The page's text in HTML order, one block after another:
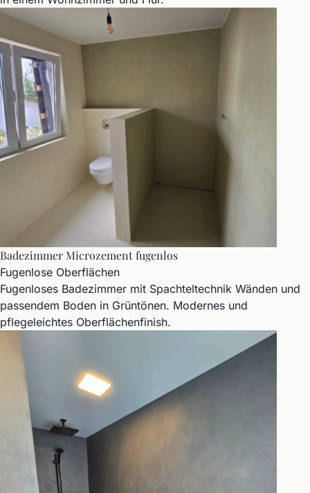
Badezimmer Microzement fugenlos
Fugenlose Oberflächen
Fugenloses Badezimmer mit Spachteltechnik Wänden und
passendem Boden in Grüntönen. Modernes und
pflegeleichtes Oberflächenfinish.